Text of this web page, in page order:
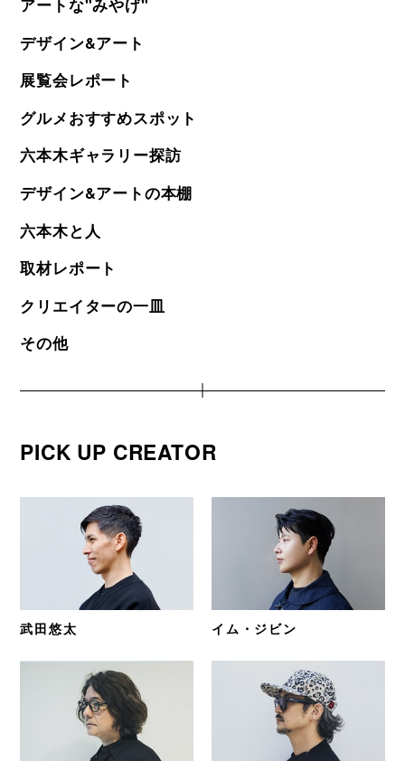
アートな"みやげ"
デザイン&アート
展覧会レポート
グルメおすすめスポット
六本木ギャラリー探訪
デザイン&アートの本棚
六本木と人
取材レポート
クリエイターの一皿
その他
PICK UP CREATOR
武田悠太 イム・ジビン